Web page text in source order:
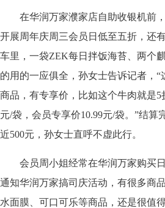
在华润万家濮家店自助收银机前，
开展周年庆周三会员日低至五折，还
车里，一袋ZEK每日拌饭海苔、两
的用的一应俱全，孙女士告诉记者，
商品，有专享价，比如这个牛肉就是
元/袋，会员专享价10.99元/袋。”结
近500元，孙女士直呼不虚此行。
会员周小姐经常在华润万家购买日
通知华润万家搞司庆活动，有很多商
水面膜、可口可乐等商品，还是很值